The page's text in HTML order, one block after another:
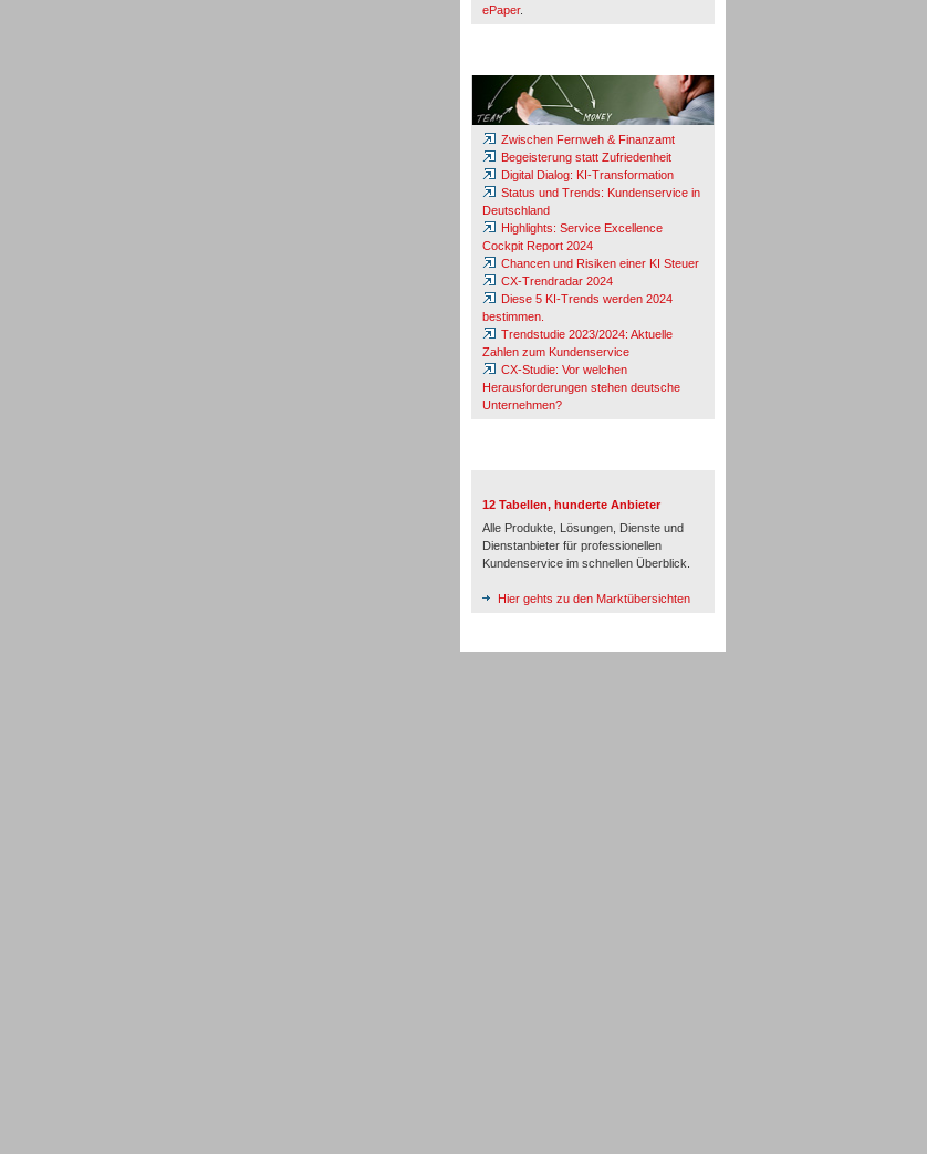
ePaper.
Zwischen Fernweh & Finanzamt
Begeisterung statt Zufriedenheit
Digital Dialog: KI-Transformation
Status und Trends: Kundenservice in
Deutschland
Highlights: Service Excellence
Cockpit Report 2024
Chancen und Risiken einer KI Steuer
CX-Trendradar 2024
Diese 5 KI-Trends werden 2024
bestimmen.
Trendstudie 2023/2024: Aktuelle
Zahlen zum Kundenservice
CX-Studie: Vor welchen
Herausforderungen stehen deutsche
Unternehmen?
12 Tabellen, hunderte Anbieter
Alle Produkte, Lösungen, Dienste und
Dienstanbieter für professionellen
Kundenservice im schnellen Überblick.
Hier gehts zu den Marktübersichten